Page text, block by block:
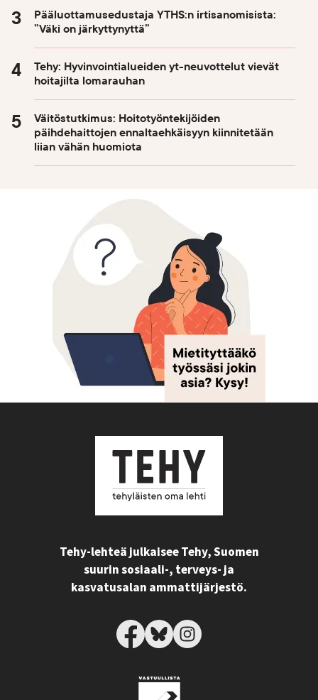
Pääluottamusedustaja YTHS:n irtisanomisista:
”Väki on järkyttynyttä”
Tehy: Hyvinvointialueiden yt-neuvottelut vievät
hoitajilta lomarauhan
Väitöstutkimus: Hoitotyöntekijöiden
päihdehaittojen ennaltaehkäisyyn kiinnitetään
liian vähän huomiota
Tehy-lehteä julkaisee Tehy, Suomen
suurin sosiaali-, terveys- ja
kasvatusalan ammattijärjestö.